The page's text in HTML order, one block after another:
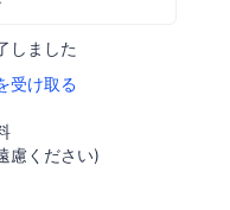
しました
受け取る
慮ください)